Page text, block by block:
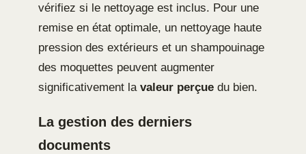
vérifiez si le nettoyage est inclus. Pour une
remise en état optimale, un nettoyage haute
pression des extérieurs et un shampouinage
des moquettes peuvent augmenter
significativement la valeur perçue du bien.
La gestion des derniers
documents